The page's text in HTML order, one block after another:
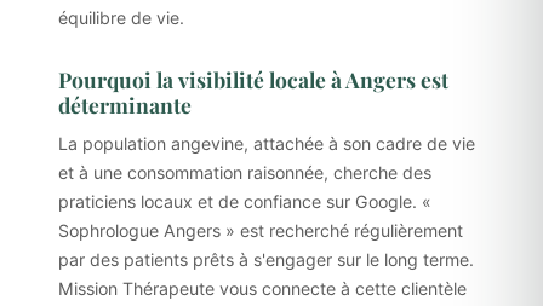
équilibre de vie.
Pourquoi la visibilité locale à Angers est
déterminante
La population angevine, attachée à son cadre de vie
et à une consommation raisonnée, cherche des
praticiens locaux et de confiance sur Google. «
Sophrologue Angers » est recherché régulièrement
par des patients prêts à s'engager sur le long terme.
Mission Thérapeute vous connecte à cette clientèle